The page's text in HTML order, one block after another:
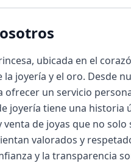
ubicada en el
la joyería y el oro. Desde
ofrecer un servicio
joyería tiene una historia
venta de joyas que no
valorados y
y la transparencia